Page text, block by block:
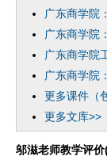
广东商学院
广东商学院
广东商学院
广东商学院
更多课件（
更多文库>>
邬滋老师教学评价